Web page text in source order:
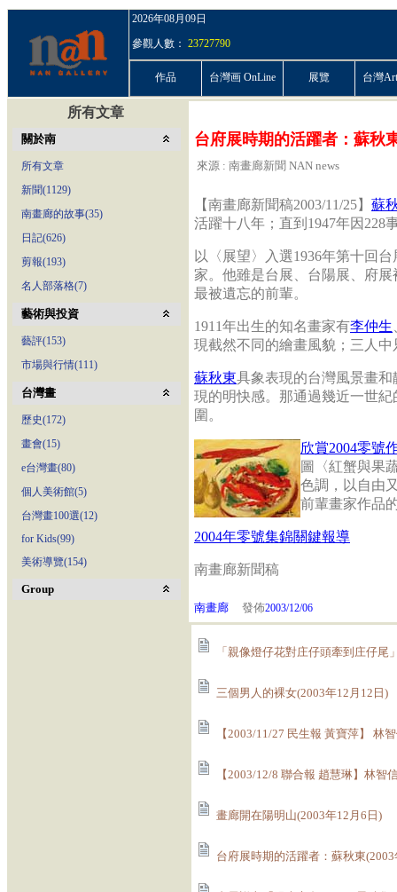
2026年08月09日
參觀人數： 23727790
作品 台灣画 OnLine 展覽 台灣
所有文章
關於南
所有文章
新聞(1129)
南畫廊的故事(35)
日記(626)
剪報(193)
名人部落格(7)
藝術與投資
藝評(153)
市場與行情(111)
台灣畫
歷史(172)
畫會(15)
e台灣畫(80)
個人美術館(5)
台灣畫100選(12)
for Kids(99)
美術導覽(154)
Group
台府展時期的活躍者：蘇秋
來源 : 南畫廊新聞 NAN news
【南畫廊新聞稿2003/11/25】 蘇
活躍十八年；直到1947年因228
以〈展望〉入選1936年第十回
家。他雖是台展、台陽展、府
最被遺忘的前輩。
1911年出生的知名畫家有李仲生
現截然不同的繪畫風貌；三人中
蘇秋東具象表現的台灣風景畫
現的明快感。那通過幾近一世
圍。
欣賞2004零號
圖〈紅蟹與果
色調，以自由
前輩畫家作品
2004年零號集錦關鍵報導
南畫廊新聞稿
南畫廊 發佈2003/12/06
「親像燈仔花對庄仔頭牽到庄仔尾
三個男人的裸女(2003年12月12日)
【2003/11/27 民生報 黃寶萍】 林
【2003/12/8 聯合報 趙慧琳】林智
畫廊開在陽明山(2003年12月6日)
台府展時期的活躍者：蘇秋東